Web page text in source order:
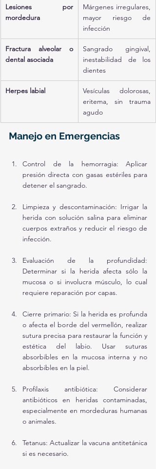
Lesiones por
mordedura
Márgenes irregulares,
mayor riesgo de
infección
Fractura alveolar o
dental asociada
Sangrado gingival,
inestabilidad de los
dientes
Herpes labial
Vesículas dolorosas,
eritema, sin trauma
agudo
Manejo en Emergencias
Control de la hemorragia: Aplicar
presión directa con gasas estériles para
detener el sangrado.
Limpieza y descontaminación: Irrigar la
herida con solución salina para eliminar
cuerpos extraños y reducir el riesgo de
infección.
Evaluación de la profundidad:
Determinar si la herida afecta sólo la
mucosa o si involucra músculo, lo cual
requiere reparación por capas.
Cierre primario: Si la herida es profunda
o afecta el borde del vermellón, realizar
sutura precisa para restaurar la función y
estética del labio. Usar suturas
absorbibles en la mucosa interna y no
absorbibles en la piel.
Profilaxis antibiótica: Considerar
antibióticos en heridas contaminadas,
especialmente en mordeduras humanas
o animales.
Tetanus: Actualizar la vacuna antitetánica
si es necesario.